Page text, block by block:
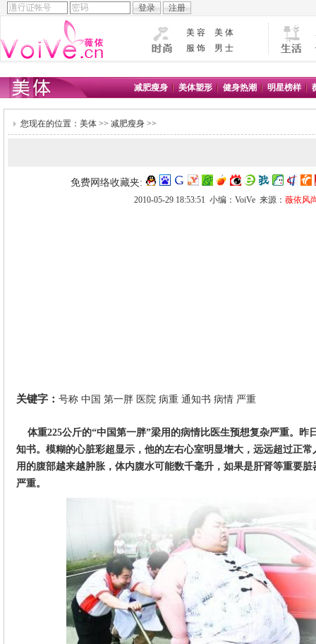
美 容
美 体
服 饰
男 士
减肥瘦身 美体塑形 健身热潮 明星榜样
您现在的位置： 美体 >> 减肥瘦身 >>
免费网络收藏夹:
2010-05-29 18:53:51 小编：VoiVe 来源： 薇依风
关键字：号称 中国 第一胖 医院 病重 通知书 病情 严重
体重225公斤的“中国第一胖”梁用的病情比医生预想复杂严重。昨
知书。模糊的心脏彩超显示，他的左右心室明显增大，远远超过正
用的腹部越来越肿胀，体内腹水可能数千毫升，如果是肝肾等重要
严重。